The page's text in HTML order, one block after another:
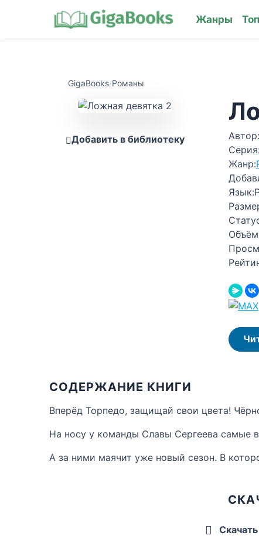
Жанры
GigaBooks/Романы
Добавить в библиотеку Автор:
Серия:
Жанр:
Язык:
СОДЕРЖАНИЕ КНИГИ
Вперёд Торпедо, защищай свои цвета!
На носу у команды Славы Сергеева самые
А за ними маячит уже новый сезон. В